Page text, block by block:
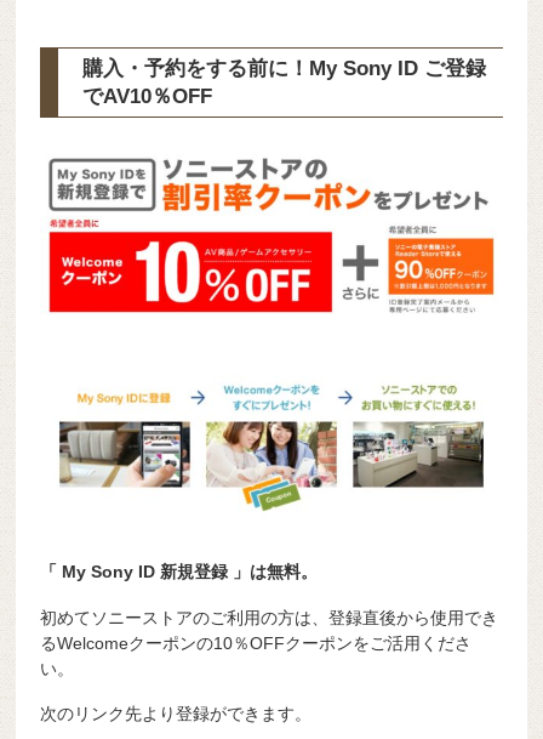
購入・予約をする前に！My Sony ID ご登録
でAV10％OFF
「 My Sony ID 新規登録 」は無料。
初めてソニーストアのご利用の方は、登録直後から使用でき
るWelcomeクーポンの10％OFFクーポンをご活用くださ
い。
次のリンク先より登録ができます。